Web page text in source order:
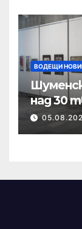
ВОДЕЩИ
над 30